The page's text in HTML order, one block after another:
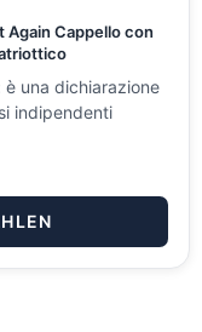
Again Cappello con
una dichiarazione
indipendenti